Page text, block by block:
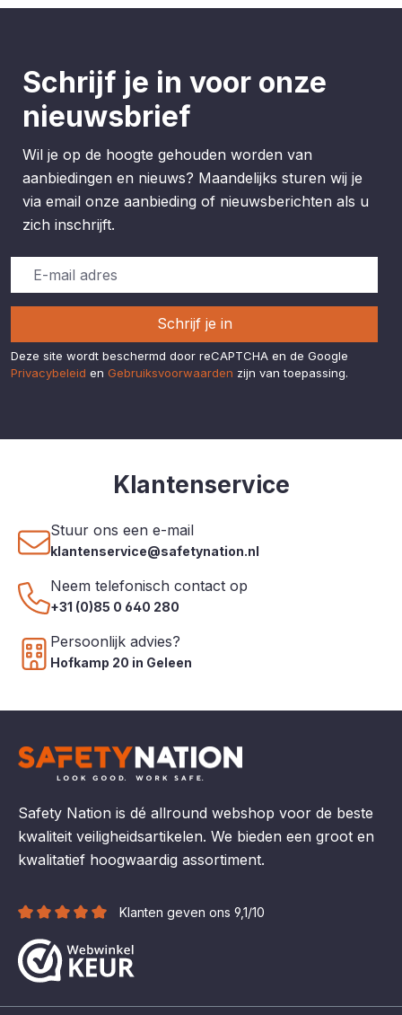
Schrijf je in voor onze
nieuwsbrief
Wil je op de hoogte gehouden worden van
aanbiedingen en nieuws? Maandelijks sturen wij je
via email onze aanbieding of nieuwsberichten als u
zich inschrijft.
Schrijf je in
Deze site wordt beschermd door reCAPTCHA en de Google
Privacybeleid en Gebruiksvoorwaarden zijn van toepassing.
Klantenservice
Stuur ons een e-mail
klantenservice@safetynation.nl
Neem telefonisch contact op
+31 (0)85 0 640 280
Persoonlijk advies?
Hofkamp 20 in Geleen
Safety Nation is dé allround webshop voor de beste
kwaliteit veiligheidsartikelen. We bieden een groot en
kwalitatief hoogwaardig assortiment.
Klanten geven ons 9,1/10